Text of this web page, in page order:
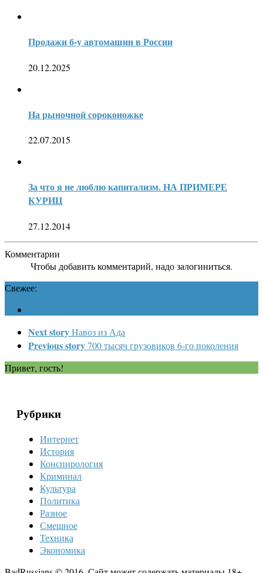
Продажи б-у автомашин в России
20.12.2025
На рыночной сороконожке
22.07.2015
За что я не люблю капитализм. НА ПРИМЕРЕ
КУРИЦ
27.12.2014
Комментарии
Чтобы добавить комментарий, надо залогиниться.
Свежее:
Next storyНавоз из Ада
Previous story700 тысяч грузовиков 6-го поколения
Привет, гость!
Рубрики
Интернет
История
Конспирология
Криминал
Культура
Политика
Разное
Смешное
Техника
Экономика